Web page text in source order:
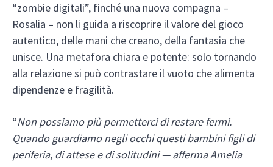
“zombie digitali”, finché una nuova compagna –
Rosalia – non li guida a riscoprire il valore del gioco
autentico, delle mani che creano, della fantasia che
unisce. Una metafora chiara e potente: solo tornando
alla relazione si può contrastare il vuoto che alimenta
dipendenze e fragilità.
“Non possiamo più permetterci di restare fermi.
Quando guardiamo negli occhi questi bambini figli di
periferia, di attese e di solitudini — afferma Amelia